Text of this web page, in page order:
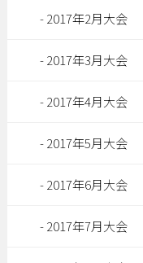
2017年2月大会
2017年3月大会
2017年4月大会
2017年5月大会
2017年6月大会
2017年7月大会